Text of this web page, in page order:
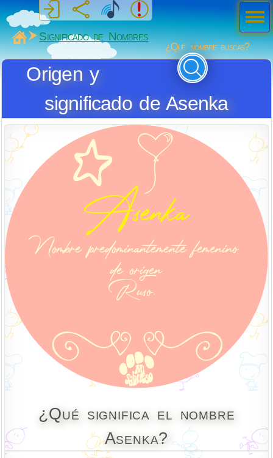
MiSabueso
Significado de Nombres
¿Qué nombre buscas?
Origen y
significado de Asenka
¿Qué significa el nombre
Asenka?
Men
ú